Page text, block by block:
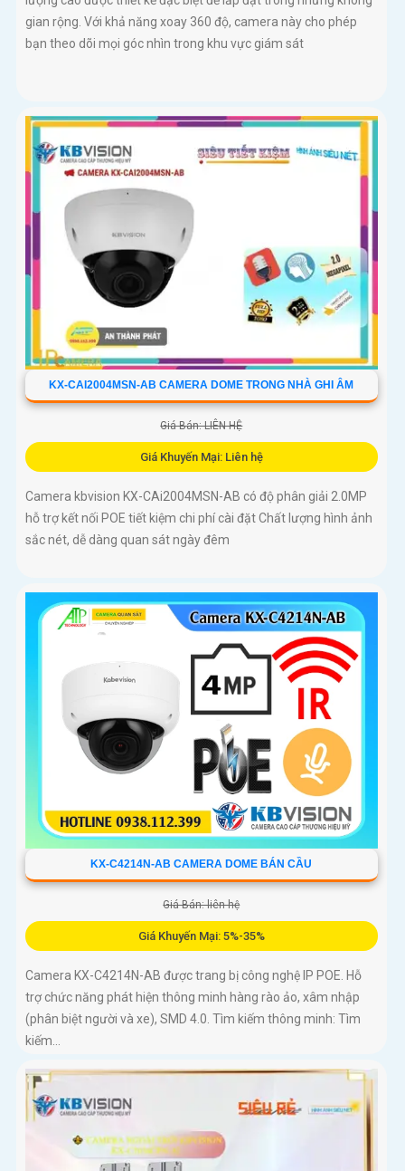
gian rộng. Với khả năng xoay 360 độ, camera này cho phép
bạn theo dõi mọi góc nhìn trong khu vực giám sát
KX-CAI2004MSN-AB CAMERA DOME TRONG NHÀ GHI ÂM
Giá Bán: LIÊN HỆ
Giá Khuyến Mại: Liên hệ
Camera kbvision KX-CAi2004MSN-AB có độ phân giải 2.0MP
hỗ trợ kết nối POE tiết kiệm chi phí cài đặt Chất lượng hình ảnh
sắc nét, dễ dàng quan sát ngày đêm
KX-C4214N-AB CAMERA DOME BÁN CẦU
Giá Bán: liên hệ
Giá Khuyến Mại: 5%-35%
Camera KX-C4214N-AB được trang bị công nghệ IP POE. Hỗ
trợ chức năng phát hiện thông minh hàng rào ảo, xâm nhập
(phân biệt người và xe), SMD 4.0. Tìm kiếm thông minh: Tìm
kiếm...